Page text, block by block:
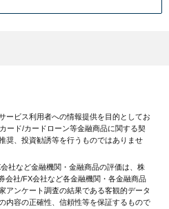
ービス利用者への情報提供を目的としてお
ード/カードローン等金融商品に関する契
奨、投資勧誘等を行うものではありませ
社など金融機関・金融商品の評価は、株
会社/FX会社など各金融機関・各金融商品
アンケート調査の結果である客観的データ
内容の正確性、信頼性等を保証するもので